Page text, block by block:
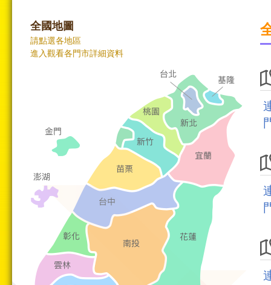
全國地圖
請點選各地區
進入觀看各門市詳細資料